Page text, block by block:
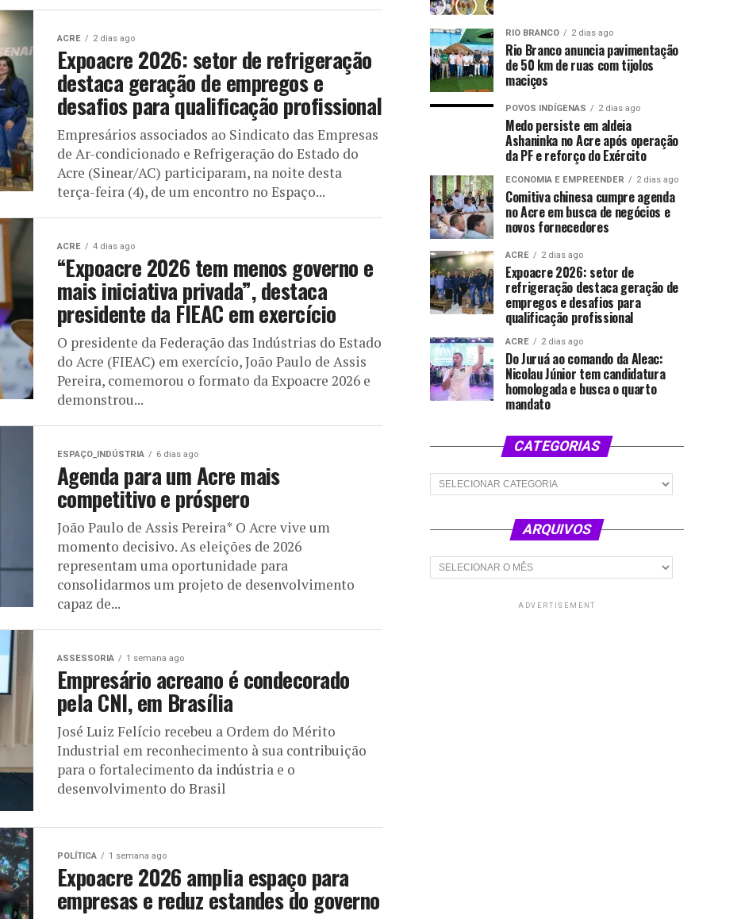
ACRE 2 dias ago
Expoacre 2026: setor de refrigeração
destaca geração de empregos e
desafios para qualificação profissional
Empresários associados ao Sindicato das Empresas
de Ar-condicionado e Refrigeração do Estado do
Acre (Sinear/AC) participaram, na noite desta
terça-feira (4), de um encontro no Espaço...
ACRE 4 dias ago
“Expoacre 2026 tem menos governo e
mais iniciativa privada”, destaca
presidente da FIEAC em exercício
O presidente da Federação das Indústrias do Estado
do Acre (FIEAC) em exercício, João Paulo de Assis
Pereira, comemorou o formato da Expoacre 2026 e
demonstrou...
ESPAÇO_INDÚSTRIA 6 dias ago
Agenda para um Acre mais
competitivo e próspero
João Paulo de Assis Pereira* O Acre vive um
momento decisivo. As eleições de 2026
representam uma oportunidade para
consolidarmos um projeto de desenvolvimento
capaz de...
ASSESSORIA 1 semana ago
Empresário acreano é condecorado
pela CNI, em Brasília
José Luiz Felício recebeu a Ordem do Mérito
Industrial em reconhecimento à sua contribuição
para o fortalecimento da indústria e o
desenvolvimento do Brasil
POLÍTICA 1 semana ago
Expoacre 2026 amplia espaço para
empresas e reduz estandes do governo
RIO BRANCO 2 dias ago
Rio Branco anuncia pavimentação
de 50 km de ruas com tijolos
maciços
POVOS INDÍGENAS 2 dias ago
Medo persiste em aldeia
Ashaninka no Acre após operação
da PF e reforço do Exército
ECONOMIA E EMPREENDER 2 dias ago
Comitiva chinesa cumpre agenda
no Acre em busca de negócios e
novos fornecedores
ACRE 2 dias ago
Expoacre 2026: setor de
refrigeração destaca geração de
empregos e desafios para
qualificação profissional
ACRE 2 dias ago
Do Juruá ao comando da Aleac:
Nicolau Júnior tem candidatura
homologada e busca o quarto
mandato
CATEGORIAS
Categorias
ARQUIVOS
Arquivos
ADVERTISEMENT